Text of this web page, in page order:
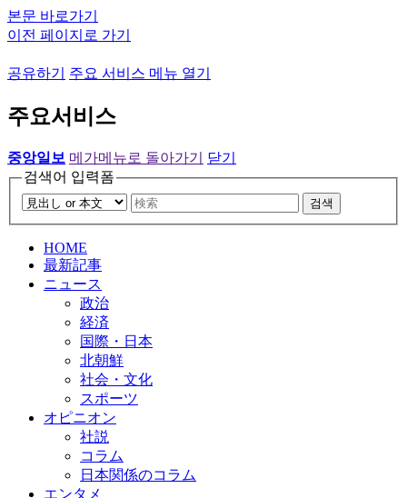
본문 바로가기
이전 페이지로 가기
공유하기 주요 서비스 메뉴 열기
주요서비스
중앙일보 메가메뉴로 돌아가기
닫기
검색어 입력폼
검색
HOME
最新記事
ニュース
政治
経済
国際・日本
北朝鮮
社会・文化
スポーツ
オピニオン
社説
コラム
日本関係のコラム
エンタメ